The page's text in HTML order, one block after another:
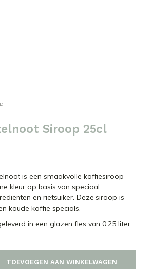
Siroop 25cl
is een smaakvolle koffiesiroop
kleur op basis van speciaal
en rietsuiker. Deze siroop is
koude koffie specials.
in een glazen fles van 0.25 liter.
TOEVOEGEN AAN WINKELWAGEN